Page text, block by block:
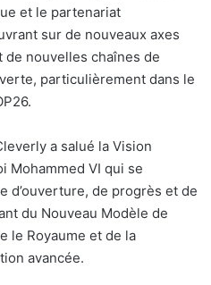
et le partenariat
sur de nouveaux axes
nouvelles chaînes de
particulièrement dans le
a salué la Vision
Mohammed VI qui se
d’ouverture, de progrès et de
du Nouveau Modèle de
le Royaume et de la
avancée.